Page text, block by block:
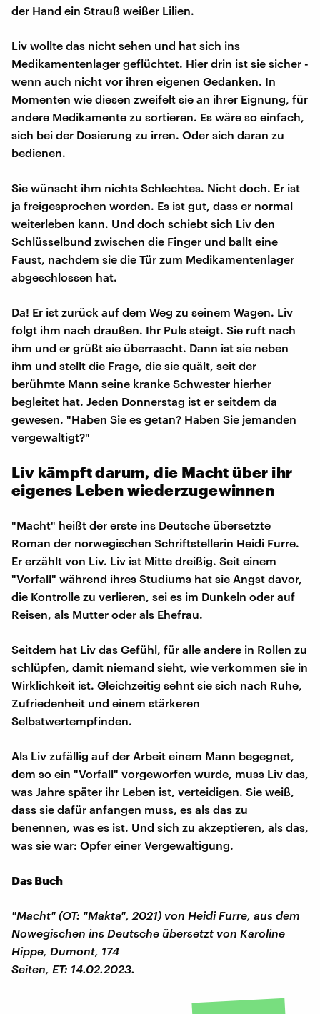
der Hand ein Strauß weißer Lilien.
Liv wollte das nicht sehen und hat sich ins
Medikamentenlager geflüchtet. Hier drin ist sie sicher -
wenn auch nicht vor ihren eigenen Gedanken. In
Momenten wie diesen zweifelt sie an ihrer Eignung, für
andere Medikamente zu sortieren. Es wäre so einfach,
sich bei der Dosierung zu irren. Oder sich daran zu
bedienen.
Sie wünscht ihm nichts Schlechtes. Nicht doch. Er ist
ja freigesprochen worden. Es ist gut, dass er normal
weiterleben kann. Und doch schiebt sich Liv den
Schlüsselbund zwischen die Finger und ballt eine
Faust, nachdem sie die Tür zum Medikamentenlager
abgeschlossen hat.
Da! Er ist zurück auf dem Weg zu seinem Wagen. Liv
folgt ihm nach draußen. Ihr Puls steigt. Sie ruft nach
ihm und er grüßt sie überrascht. Dann ist sie neben
ihm und stellt die Frage, die sie quält, seit der
berühmte Mann seine kranke Schwester hierher
begleitet hat. Jeden Donnerstag ist er seitdem da
gewesen. "Haben Sie es getan? Haben Sie jemanden
vergewaltigt?"
Liv kämpft darum, die Macht über ihr
eigenes Leben wiederzugewinnen
"Macht" heißt der erste ins Deutsche übersetzte
Roman der norwegischen Schriftstellerin Heidi Furre.
Er erzählt von Liv. Liv ist Mitte dreißig. Seit einem
"Vorfall" während ihres Studiums hat sie Angst davor,
die Kontrolle zu verlieren, sei es im Dunkeln oder auf
Reisen, als Mutter oder als Ehefrau.
Seitdem hat Liv das Gefühl, für alle andere in Rollen zu
schlüpfen, damit niemand sieht, wie verkommen sie in
Wirklichkeit ist. Gleichzeitig sehnt sie sich nach Ruhe,
Zufriedenheit und einem stärkeren
Selbstwertempfinden.
Als Liv zufällig auf der Arbeit einem Mann begegnet,
dem so ein "Vorfall" vorgeworfen wurde, muss Liv das,
was Jahre später ihr Leben ist, verteidigen. Sie weiß,
dass sie dafür anfangen muss, es als das zu
benennen, was es ist. Und sich zu akzeptieren, als das,
was sie war: Opfer einer Vergewaltigung.
Das Buch
"Macht" (OT: "Makta", 2021) von Heidi Furre, aus dem
Nowegischen ins Deutsche übersetzt von Karoline
Hippe, Dumont, 174
Seiten, ET: 14.02.2023.